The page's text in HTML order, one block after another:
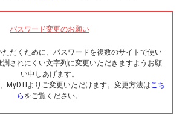
パスワード変更のお願い
ただくために、パスワードを複数のサイトで使い
測されにくい文字列に変更いただきますようお願
い申しあげます。
MyDTIよりご変更いただけます。変更方法はこち
ら をご覧ください。